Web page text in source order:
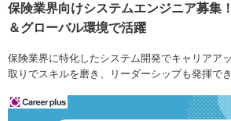
保険業界向けシステムエンジニア募集
＆グローバル環境で活躍
保険業界に特化したシステム開発でキャリアア
取りでスキルを磨き、リーダーシップも発揮で